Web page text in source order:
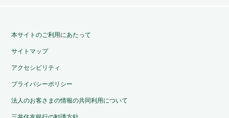
本サイトのご利用にあたって
サイトマップ
アクセシビリティ
プライバシーポリシー
法人のお客さまの情報の共同利用について